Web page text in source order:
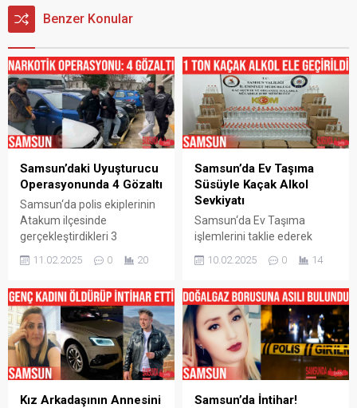
Benzer Konular
Samsun’daki Uyuşturucu
Operasyonunda 4 Gözaltı
Samsun‘da polis ekiplerinin
Atakum ilçesinde
gerçekleştirdikleri 3
4 kişi gözaltına alındı.
ilçesinde Samsun Emniyet
Müdürlüğü Narkotik Suçlarla
Mücadele Şube Müdürlüğü
ekipleri tarafından
düzenlenen operasyonda
S.K. (23) ve A.Ö. (18) isimli
şahısların bulundukları araç
11.02.2025 0 20
Samsun’da Ev Taşıma
Süsüyle Kaçak Alkol
Sevkiyatı
Samsun‘da Ev Taşıma
işlemlerini taklie ederek
yapmaya çalışan şahıs
Suçlarla Mücadele (KOM)
Şube Müdürlüğü ekiplerince
gözaltına alındı. Olayda
edinilen bilgilere göre
Samsun‘da Atakum
ilçesinde İl Emniyet
Müdürlüğü Kaçakçılık ve
10.02.2025 0 14
Kız Arkadaşının Annesini Samsun’da İntihar!